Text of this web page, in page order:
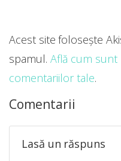
Comentarii
Lasă un răspuns
Acest site folosește
spamul. Află cum
comentariilor tale.